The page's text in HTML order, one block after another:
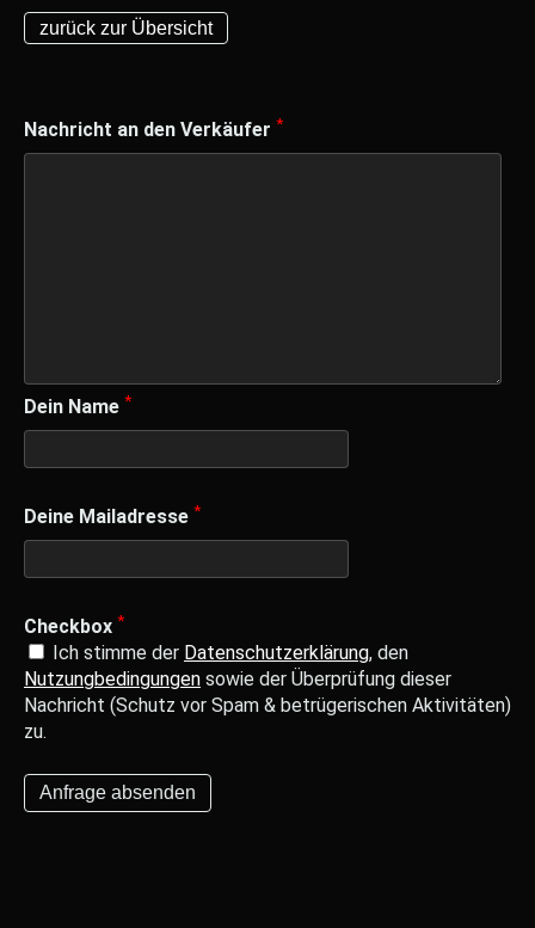
zurück zur Übersicht
Nachricht an den Verkäufer *
Dein Name *
Deine Mailadresse *
Checkbox *
Ich stimme der Datenschutzerklärung, den
Nutzungbedingungen sowie der Überprüfung dieser
Nachricht (Schutz vor Spam & betrügerischen Aktivitäten)
zu.